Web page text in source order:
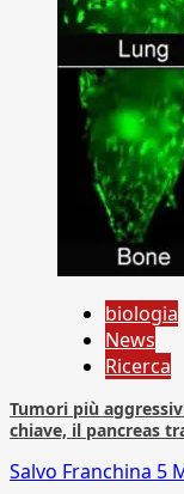
biologia
News
Ricerca
Tumori più
chiave, il pancreas
Salvo Franchina 5